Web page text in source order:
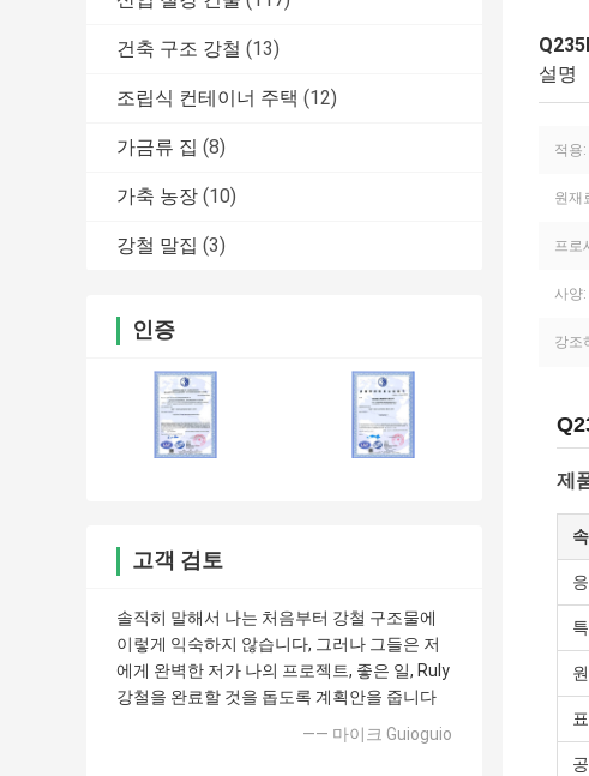
건축 구조 강철 (13)
조립식 컨테이너 주택 (12)
가금류 집 (8)
가축 농장 (10)
강철 말집 (3)
인증
고객 검토
솔직히 말해서 나는 처음부터 강철 구조물에
이렇게 익숙하지 않습니다, 그러나 그들은 저
에게 완벽한 저가 나의 프로젝트, 좋은 일, Ruly
강철을 완료할 것을 돕도록 계획안을 줍니다
—— 마이크 Guioguio
설명
적용:
원재
프로
사양:
강조
제